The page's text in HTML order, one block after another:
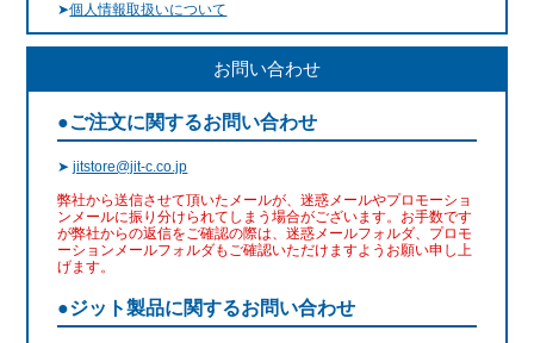
➤個人情報取扱いについて
お問い合わせ
●ご注文に関するお問い合わせ
➤jitstore@jit-c.co.jp
弊社から送信させて頂いたメールが、迷惑メールやプロモーショ
ンメールに振り分けられてしまう場合がございます。お手数です
が弊社からの返信をご確認の際は、迷惑メールフォルダ、プロモ
ーションメールフォルダもご確認いただけますようお願い申し上
げます。
●ジット製品に関するお問い合わせ